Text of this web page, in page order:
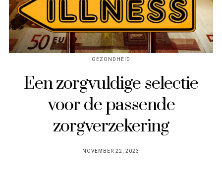
GEZONDHEID
Een zorgvuldige selectie
voor de passende
zorgverzekering
POSTED
NOVEMBER 22, 2023